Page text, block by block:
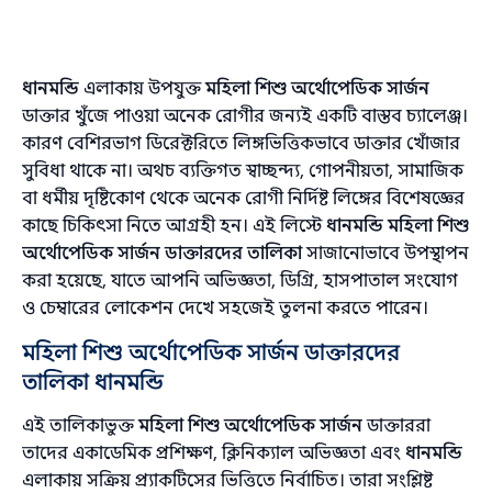
ধানমন্ডি এলাকায় উপযুক্তমহিলা শিশু অর্থোপেডিক সার্জন
ডাক্তার খুঁজে পাওয়া অনেক রোগীর জন্যই একটি বাস্তব চ্যালেঞ্জ।
কারণ বেশিরভাগ ডিরেক্টরিতে লিঙ্গভিত্তিকভাবে ডাক্তার খোঁজার
সুবিধা থাকে না। অথচ ব্যক্তিগত স্বাচ্ছন্দ্য, গোপনীয়তা, সামাজিক
বা ধর্মীয় দৃষ্টিকোণ থেকে অনেক রোগী নির্দিষ্ট লিঙ্গের বিশেষজ্ঞের
কাছে চিকিৎসা নিতে আগ্রহী হন। এই লিস্টেধানমন্ডি মহিলা শিশু
অর্থোপেডিক সার্জন ডাক্তারদের তালিকাসাজানোভাবে উপস্থাপন
করা হয়েছে, যাতে আপনি অভিজ্ঞতা, ডিগ্রি, হাসপাতাল সংযোগ
ও চেম্বারের লোকেশন দেখে সহজেই তুলনা করতে পারেন।
মহিলা শিশু অর্থোপেডিক সার্জন ডাক্তারদের
তালিকা ধানমন্ডি
এই তালিকাভুক্তমহিলা শিশু অর্থোপেডিক সার্জনডাক্তাররা
তাদের একাডেমিক প্রশিক্ষণ, ক্লিনিক্যাল অভিজ্ঞতা এবংধানমন্ডি
এলাকায় সক্রিয় প্র্যাকটিসের ভিত্তিতে নির্বাচিত। তারা সংশ্লিষ্ট